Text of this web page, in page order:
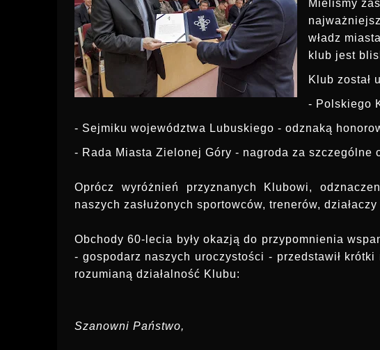
Mieliśmy
władz
klub jest
Klub został
- Polskiego
- Sejmiku województwa Lubuskiego - odznaką
- Rada Miasta Zielonej Góry - nagroda za szczególne
Oprócz wyróżnień przyznanych Klubowi,
naszych zasłużonych sportowców, trenerów,
Obchody 60-lecia były okazją do przypomnienia
- gospodarz naszych uroczystości - przedstawił
rozumianą działalność Klubu:
Szanowni Państwo,